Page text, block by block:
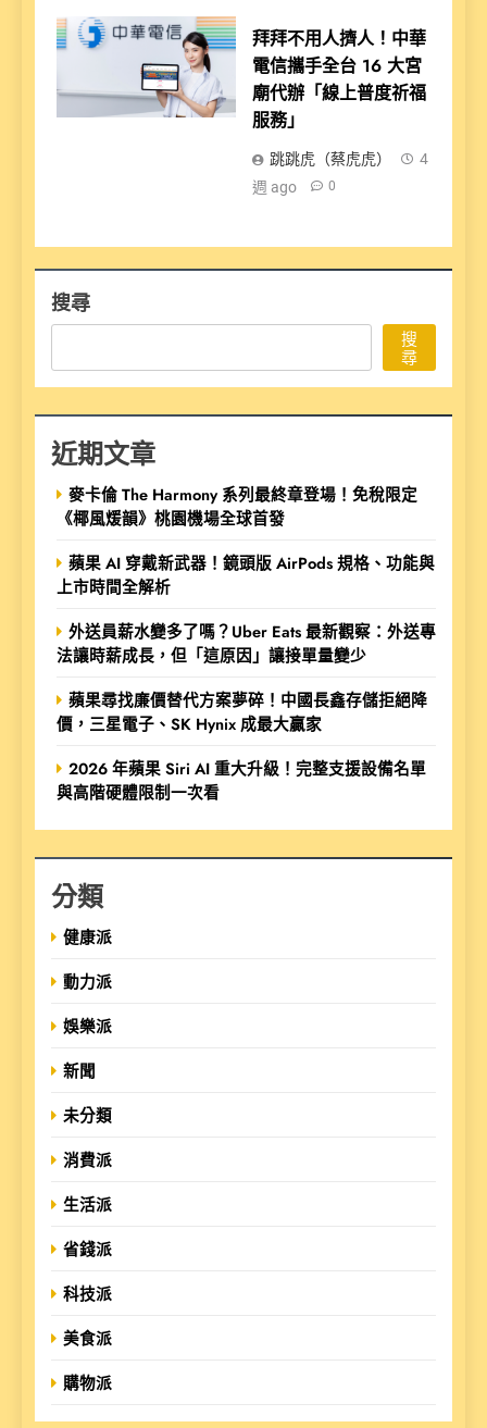
拜拜不用人擠人！中華
電信攜手全台 16 大宮
廟代辦「線上普度祈福
服務」
跳跳虎（蔡虎虎）
4
週 ago
0
搜尋
搜
尋
近期文章
麥卡倫 The Harmony 系列最終章登場！免稅限定
《椰風煖韻》桃園機場全球首發
蘋果 AI 穿戴新武器！鏡頭版 AirPods 規格、功能與
上市時間全解析
外送員薪水變多了嗎？Uber Eats 最新觀察：外送專
法讓時薪成長，但「這原因」讓接單量變少
蘋果尋找廉價替代方案夢碎！中國長鑫存儲拒絕降
價，三星電子、SK Hynix 成最大贏家
2026 年蘋果 Siri AI 重大升級！完整支援設備名單
與高階硬體限制一次看
分類
健康派
動力派
娛樂派
新聞
未分類
消費派
生活派
省錢派
科技派
美食派
購物派